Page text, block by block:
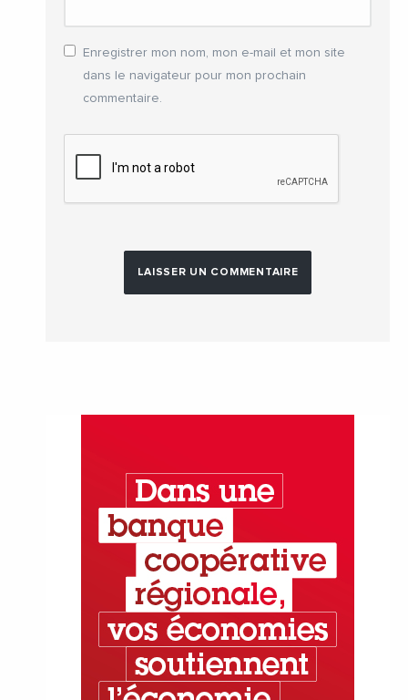
Enregistrer mon nom, mon e-mail et mon site
dans le navigateur pour mon prochain
commentaire.